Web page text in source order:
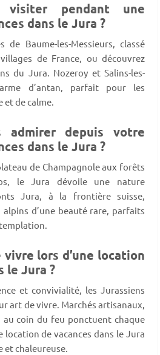
visiter pendant une
dans le Jura ?
de Baume-les-Messieurs, classé
de France, ou découvrez
du Jura. Nozeroy et Salins-les-
d’antan, parfait pour les
et de calme.
admirer depuis votre
dans le Jura ?
de Champagnole aux forêts
le Jura dévoile une nature
Jura, à la frontière suisse,
d’une beauté rare, parfaits
lors d’une location
le Jura ?
et convivialité, les Jurassiens
art de vivre. Marchés artisanaux,
au coin du feu ponctuent chaque
de vacances dans le Jura
et chaleureuse.